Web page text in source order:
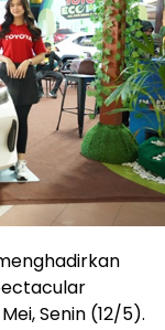
Senin (12/5).